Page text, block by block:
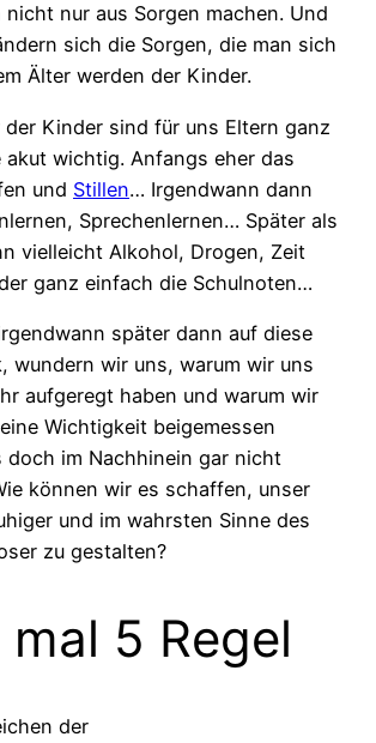
nur aus Sorgen machen. Und
sich die Sorgen, die man sich
Älter werden der Kinder.
Kinder sind für uns Eltern ganz
akut wichtig. Anfangs eher das
und Stillen… Irgendwann dann
Sprechenlernen… Später als
vielleicht Alkohol, Drogen, Zeit
ganz einfach die Schulnoten…
später dann auf diese
wundern wir uns, warum wir uns
aufgeregt haben und warum wir
Wichtigkeit beigemessen
doch im Nachhinein gar nicht
können wir es schaffen, unser
und im wahrsten Sinne des
zu gestalten?
mal 5 Regel
der